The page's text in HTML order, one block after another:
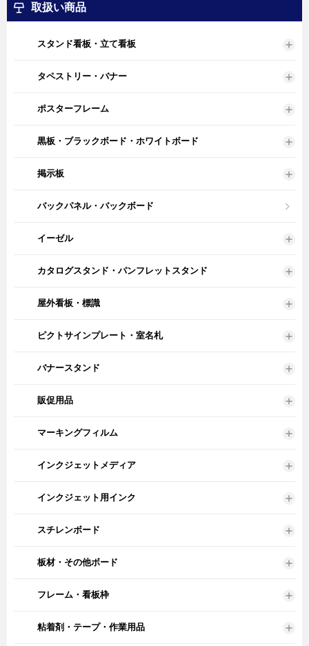
取扱い商品
スタンド看板・立て看板
タペストリー・バナー
ポスターフレーム
黒板・ブラックボード・ホワイトボード
掲示板
バックパネル・バックボード
イーゼル
カタログスタンド・パンフレットスタンド
屋外看板・標識
ピクトサインプレート・室名札
バナースタンド
販促用品
マーキングフィルム
インクジェットメディア
インクジェット用インク
スチレンボード
板材・その他ボード
フレーム・看板枠
粘着剤・テープ・作業用品